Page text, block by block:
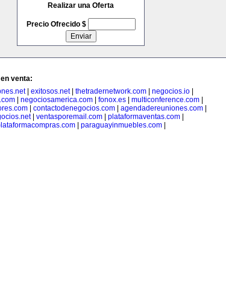
Realizar una Oferta
Precio Ofrecido $
venta:
| exitosos.net| thetradernetwork.com negocios.io
negociosamerica.com fonox.es multiconference.com
contactodenegocios.com agendadereuniones.com
| ventasporemail.com plataformaventas.com
| paraguayinmuebles.com|